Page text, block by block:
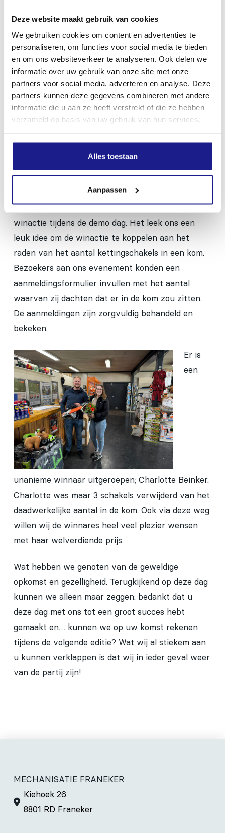
Deze website maakt gebruik van cookies
We gebruiken cookies om content en advertenties te
personaliseren, om functies voor social media te bieden
en om ons websiteverkeer te analyseren. Ook delen we
informatie over uw gebruik van onze site met onze
partners voor social media, adverteren en analyse. Deze
partners kunnen deze gegevens combineren met andere
informatie die u aan ze heeft verstrekt of die ze hebben
verzameld op basis van uw gebruik van hun services.
Alles toestaan
Aanpassen
Ook is er veel aandacht besteed aan de
kettingzaag hoek. We hebben houtsnippers
neergestrooid voor de finishing touch, maar het
echte stoere werk werd toch echt gedaan door
onze Erik Jan en Jasper! Jasper heeft een
prachtige vogel gemaakt uit een houtblok.
WINACTIE KETTINGZAAG
Wij als Mechanisatie Franeker konden niet
achterblijven en hebben groots uitgepakt met een
winactie tijdens de demo dag. Het leek ons een
leuk idee om de winactie te koppelen aan het
raden van het aantal kettingschakels in een kom.
Bezoekers aan ons evenement konden een
aanmeldingsformulier invullen met het aantal
waarvan zij dachten dat er in de kom zou zitten.
De aanmeldingen zijn zorgvuldig behandeld en
bekeken.
Er is
een
unanieme winnaar uitgeroepen; Charlotte Beinker.
Charlotte was maar 3 schakels verwijderd van het
daadwerkelijke aantal in de kom. Ook via deze weg
willen wij de winnares heel veel plezier wensen
met haar welverdiende prijs.
Wat hebben we genoten van de geweldige
opkomst en gezelligheid. Terugkijkend op deze dag
kunnen we alleen maar zeggen: bedankt dat u
deze dag met ons tot een groot succes hebt
gemaakt en… kunnen we op uw komst rekenen
tijdens de volgende editie? Wat wij al stiekem aan
u kunnen verklappen is dat wij in ieder geval weer
van de partij zijn!
MECHANISATIE FRANEKER
Kiehoek 26
8801 RD Franeker